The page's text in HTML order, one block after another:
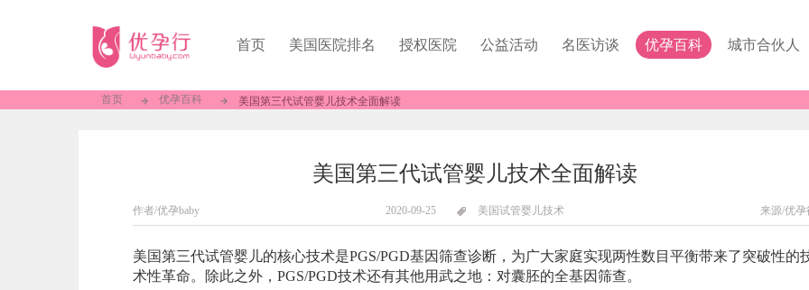
首页 美国医院排名 授权医院 公益活动 名医访谈 优孕百科 城市合伙人
首页 优孕百科 美国第三代试管婴儿技术全面解读
美国第三代试管婴儿技术全面解读
作者/优孕baby 2020-09-25 美国试管婴儿技术 来源/优孕
美国第三代试管婴儿的核心技术是PGS/PGD基因筛查诊断，为广大家庭实现两性数目平衡带来了突破性的
术性革命。除此之外，PGS/PGD技术还有其他用武之地：对囊胚的全基因筛查。